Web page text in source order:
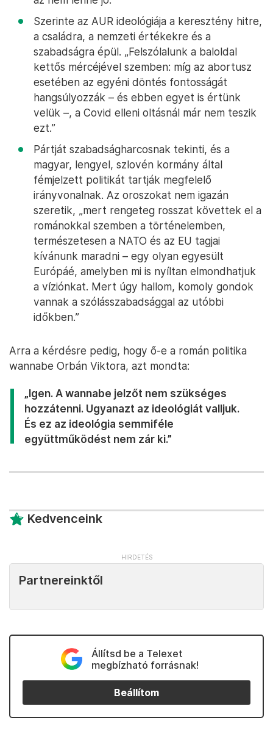
Szerinte az AUR ideológiája a keresztény hitre,
a családra, a nemzeti értékekre és a
szabadságra épül. „Felszólalunk a baloldal
kettős mércéjével szemben: míg az abortusz
esetében az egyéni döntés fontosságát
hangsúlyozzák – és ebben egyet is értünk
velük –, a Covid elleni oltásnál már nem teszik
ezt.”
Pártját szabadságharcosnak tekinti, és a
magyar, lengyel, szlovén kormány által
fémjelzett politikát tartják megfelelő
irányvonalnak. Az oroszokat nem igazán
szeretik, „mert rengeteg rosszat követtek el a
románokkal szemben a történelemben,
természetesen a NATO és az EU tagjai
kívánunk maradni – egy olyan egyesült
Európáé, amelyben mi is nyíltan elmondhatjuk
a víziónkat. Mert úgy hallom, komoly gondok
vannak a szólásszabadsággal az utóbbi
időkben.”
Arra a kérdésre pedig, hogy ő-e a román politika
wannabe Orbán Viktora, azt mondta:
„Igen. A wannabe jelzőt nem szükséges
hozzátenni. Ugyanazt az ideológiát valljuk.
És ez az ideológia semmiféle
együttműködést nem zár ki.”
Kedvenceink
Partnereinktől
Állítsd be a Telexet
megbízható forrásnak!
Beállítom